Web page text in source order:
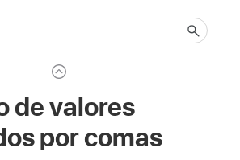
de valores
por comas